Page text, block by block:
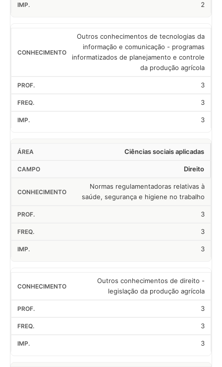
2
Outros conhecimentos de tecnologias da
informação e comunicação - programas
informatizados de planejamento e controle
da produção agrícola
3
3
3
Ciências sociais aplicadas
Direito
Normas regulamentadoras relativas à
saúde, segurança e higiene no trabalho
3
3
3
Outros conhecimentos de direito -
legislação da produção agrícola
3
3
3